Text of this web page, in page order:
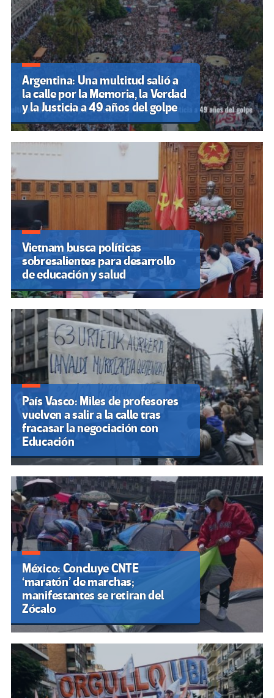
Argentina: Una multitud salió a
la calle por la Memoria, la Verdad
y la Justicia a 49 años del golpe
Vietnam busca políticas
sobresalientes para desarrollo
de educación y salud
País Vasco: Miles de profesores
vuelven a salir a la calle tras
fracasar la negociación con
Educación
México: Concluye CNTE
‘maratón’ de marchas;
manifestantes se retiran del
Zócalo